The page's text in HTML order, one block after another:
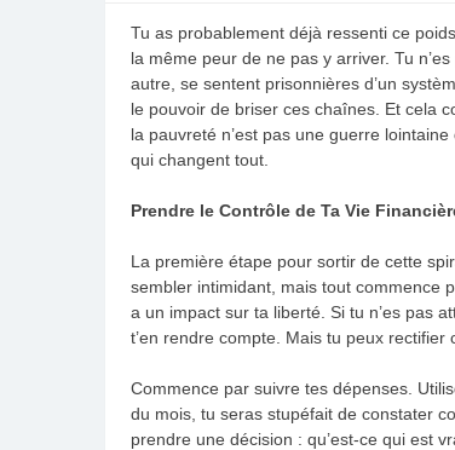
Tu as probablement déjà ressenti ce
la même peur de ne pas y arriver. Tu
autre, se sentent prisonnières d’un
le pouvoir de briser ces chaînes. Et cela
la pauvreté n’est pas une guerre
qui changent tout.
Prendre le Contrôle de Ta Vie
La première étape pour sortir de cette
sembler intimidant, mais tout commence
a un impact sur ta liberté. Si tu n’es pas
t’en rendre compte. Mais tu peux rectifier
Commence par suivre tes dépenses.
du mois, tu seras stupéfait de constater
prendre une décision : qu’est-ce qui est